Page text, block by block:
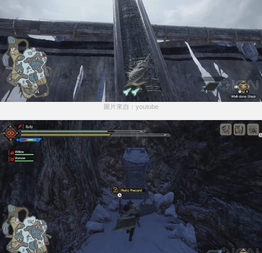
圖片來自：youtube